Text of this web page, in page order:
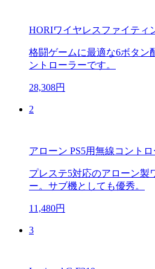
HORIワイヤレスファイティ
格闘ゲームに最適な6ボタン
ントローラーです。
28,308円
2
アローン PS5用無線コント
プレステ5対応のアローン製
ー。サブ機としても優秀。
11,480円
3